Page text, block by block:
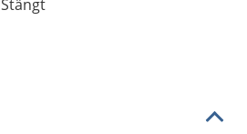
Stängt